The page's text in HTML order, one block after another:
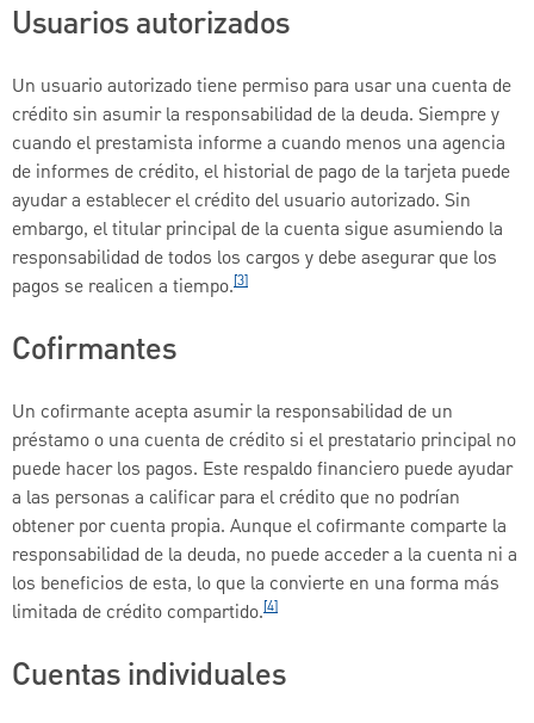
Usuarios autorizados
Un usuario autorizado tiene permiso para usar una cuenta de
crédito sin asumir la responsabilidad de la deuda. Siempre y
cuando el prestamista informe a cuando menos una agencia
de informes de crédito, el historial de pago de la tarjeta puede
ayudar a establecer el crédito del usuario autorizado. Sin
embargo, el titular principal de la cuenta sigue asumiendo la
responsabilidad de todos los cargos y debe asegurar que los
pagos se realicen a tiempo.[3]
Cofirmantes
Un cofirmante acepta asumir la responsabilidad de un
préstamo o una cuenta de crédito si el prestatario principal no
puede hacer los pagos. Este respaldo financiero puede ayudar
a las personas a calificar para el crédito que no podrían
obtener por cuenta propia. Aunque el cofirmante comparte la
responsabilidad de la deuda, no puede acceder a la cuenta ni a
los beneficios de esta, lo que la convierte en una forma más
limitada de crédito compartido.[4]
Cuentas individuales